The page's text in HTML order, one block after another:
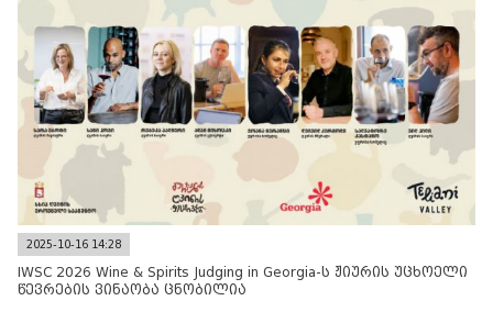
2025-10-16 14:28
IWSC 2026 Wine & Spirits Judging in Georgia-ს ჟიურის უცხოელი
წევრების ვინაობა ცნობილია